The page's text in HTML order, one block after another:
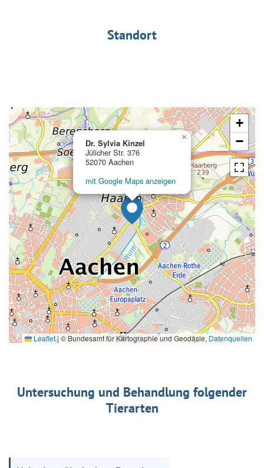
Standort
Dr. Sylvia Kinzel
Jülicher Str. 376
52070 Aachen
mit Google Maps anzeigen
×
+
−
Leaflet| © Bundesamt für Kartographie und Geodäsie, Datenquellen
Untersuchung und Behandlung folgender
Tierarten